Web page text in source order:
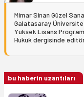
Mimar Sinan Güzel
Galatasaray
Yüksek Lisans
Hukuk dergisinde editör
bu haberin uzantıları